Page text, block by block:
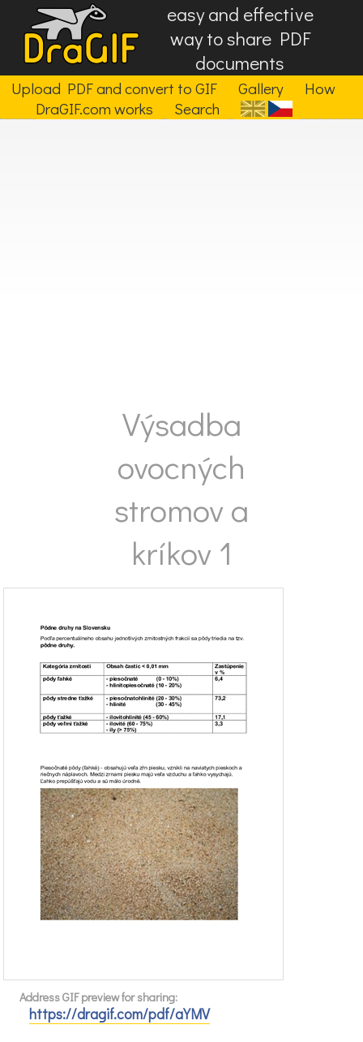
easy and effective
way to share PDF
documents
Upload PDF and convert to GIF Gallery
How
DraGIF.com works
Search
Výsadba
ovocných
stromov a
kríkov 1
Address GIF preview for sharing:
https://dragif.com/pdf/aYMV